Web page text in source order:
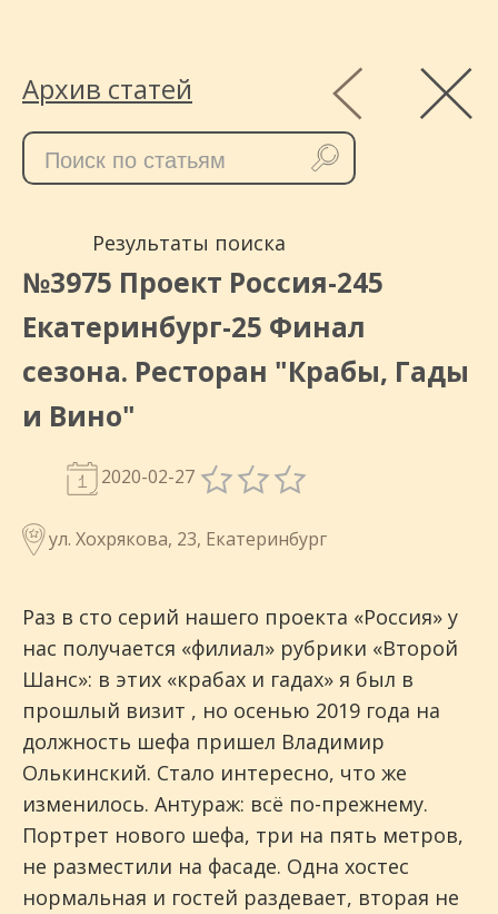
Архив статей
Результаты поиска
№3975 Проект Россия-245
Екатеринбург-25 Финал
сезона. Ресторан "Крабы, Гады
и Вино"
2020-02-27
ул. Хохрякова, 23, Екатеринбург
Раз в сто серий нашего проекта «Россия» у
нас получается «филиал» рубрики «Второй
Шанс»: в этих «крабах и гадах» я был в
прошлый визит , но осенью 2019 года на
должность шефа пришел Владимир
Олькинский. Стало интересно, что же
изменилось. Антураж: всё по-прежнему.
Портрет нового шефа, три на пять метров,
не разместили на фасаде. Одна хостес
нормальная и гостей раздевает, вторая не